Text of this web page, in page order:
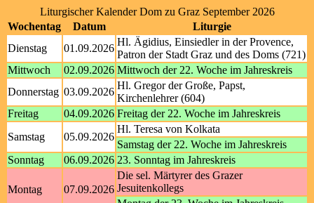
Liturgischer Kalender Dom zu Graz September 2026
Wochentag
Datum
Liturgie
Dienstag
01.09.2026
Hl. Ägidius, Einsiedler in der Provence,
Patron der Stadt Graz und des Doms (721)
Mittwoch
02.09.2026 Mittwoch der 22. Woche im Jahreskreis
Donnerstag 03.09.2026
Hl. Gregor der Große, Papst,
Kirchenlehrer (604)
Freitag
04.09.2026 Freitag der 22. Woche im Jahreskreis
Samstag
05.09.2026
Hl. Teresa von Kolkata
Samstag der 22. Woche im Jahreskreis
Sonntag
06.09.2026 23. Sonntag im Jahreskreis
Montag 07.09.2026
Die sel. Märtyrer des Grazer
Jesuitenkollegs